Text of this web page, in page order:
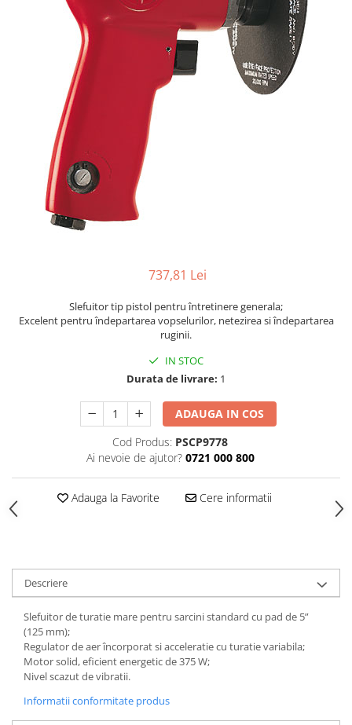
Bormasini pneumatice
Chei pneumatice cu impact
Ciocane daltuitoare pneumatice
Clesti pneumatici
Compactoare pneumatice
Curatatoare cu ace
Masini de filetat
Masini de insurubat cu clichet
Motoare pneumatice
Pistoale de umflat roti
Pistoale de vopsit
Polizoare unghiulare pneumatice
Scule speciale
Slefuitoare pneumatice
737,81 Lei
Slefuitor tip pistol pentru întretinere generala;
Excelent pentru îndepartarea vopselurilor, netezirea si îndepartarea
ruginii.
IN STOC
Durata de livrare: 1
ADAUGA IN COS
Cod Produs: PSCP9778
Ai nevoie de ajutor? 0721 000 800
Adauga la Favorite Cere informatii
Descriere
Slefuitor de turatie mare pentru sarcini standard cu pad de 5”
(125 mm);
Regulator de aer încorporat si acceleratie cu turatie variabila;
Motor solid, eficient energetic de 375 W;
Nivel scazut de vibratii.
Informatii conformitate produs